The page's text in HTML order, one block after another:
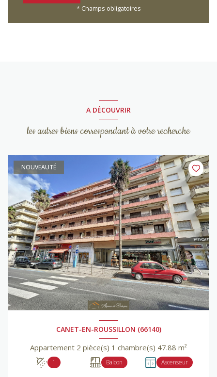
* Champs obligatoires
A DÉCOUVRIR
les autres biens correspondant à votre recherche
NOUVEAUTÉ
CANET-EN-ROUSSILLON (66140)
Appartement 2 pièce(s) 1 chambre(s) 47.88 m²
1 Balcon Ascenseur